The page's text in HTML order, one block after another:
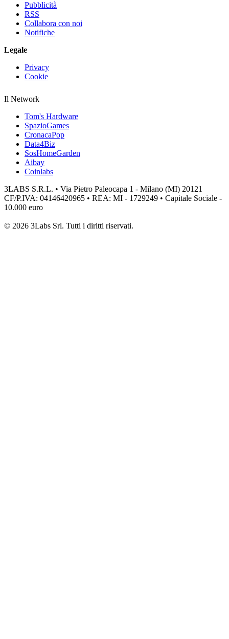
Pubblicità
RSS
Collabora con noi
Notifiche
Legale
Privacy
Cookie
Il Network
Tom's Hardware
SpazioGames
CronacaPop
Data4Biz
SosHomeGarden
Aibay
Coinlabs
3LABS S.R.L. • Via Pietro Paleocapa 1 - Milano (MI) 20121
CF/P.IVA: 04146420965 • REA: MI - 1729249 • Capitale Sociale -
10.000 euro
© 2026 3Labs Srl. Tutti i diritti riservati.